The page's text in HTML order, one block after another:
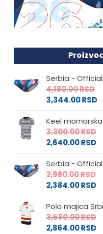
Serbia - Official
4,180.00RSD
3,344.00RSD
Keel
3,300.00RSD
2,640.00RSD
Serbia -
2,980.00RSD
2,384.00RSD
Polo majica
3,580.00RSD
2,864.00RSD